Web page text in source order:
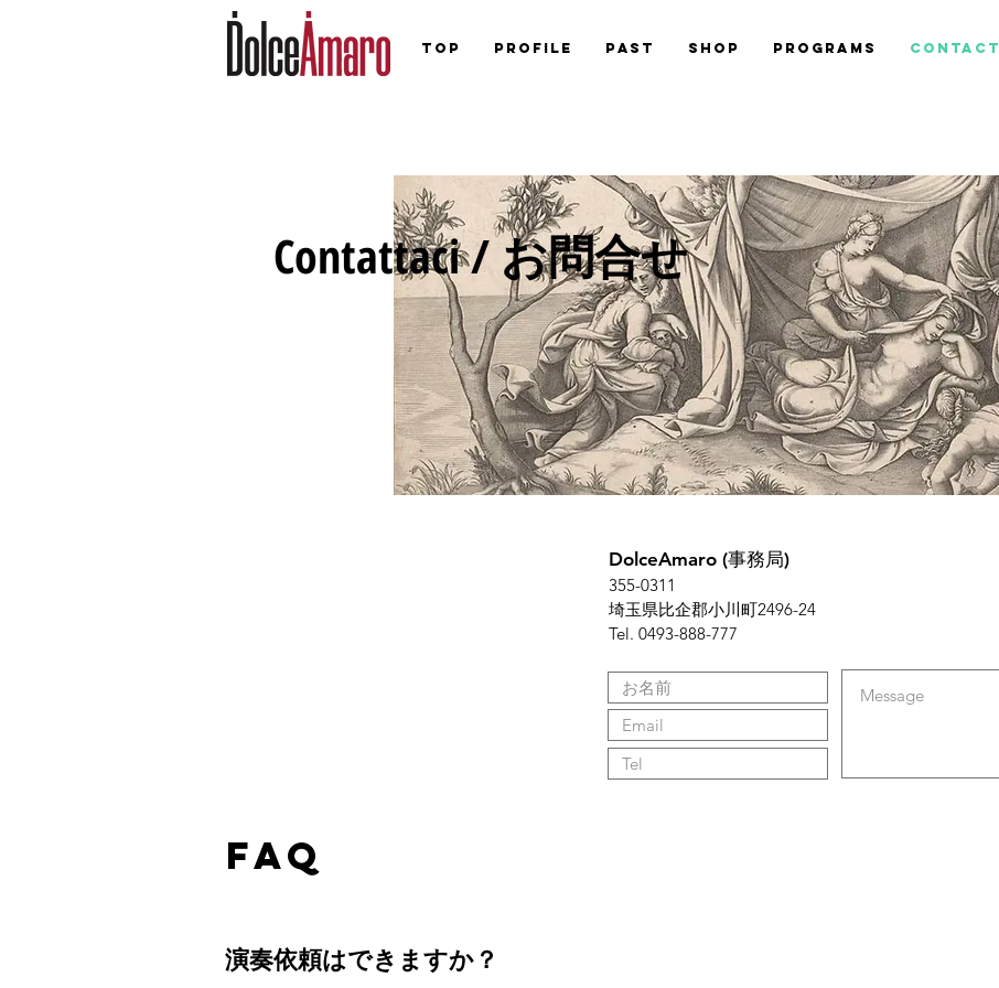
TOP Profile Past Shop Programs Contact
Contattaci / お問合せ
DolceAmaro (事務局)
355-0311
埼玉県比企郡小川町2496-24
Tel. 0493-888-777
FAQ
演奏依頼はできますか？